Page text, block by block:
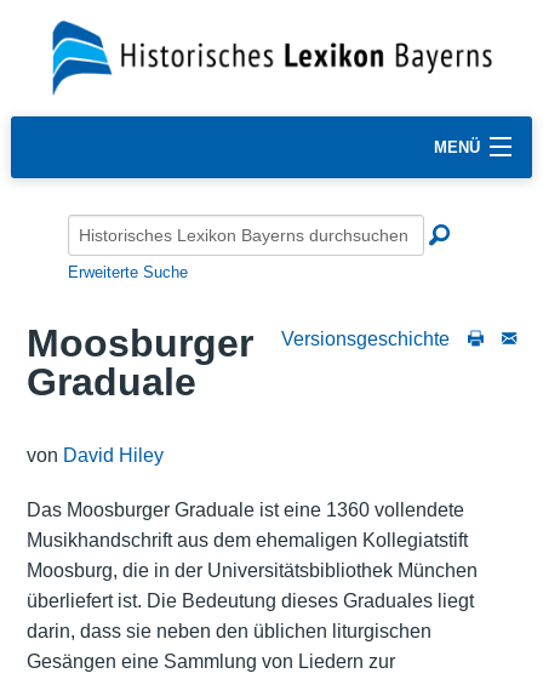
MENÜ
Erweiterte Suche
Versionsgeschichte
Moosburger
Graduale
von David Hiley
Das Moosburger Graduale ist eine 1360 vollendete
Musikhandschrift aus dem ehemaligen Kollegiatstift
Moosburg, die in der Universitätsbibliothek München
überliefert ist. Die Bedeutung dieses Graduales liegt
darin, dass sie neben den üblichen liturgischen
Gesängen eine Sammlung von Liedern zur